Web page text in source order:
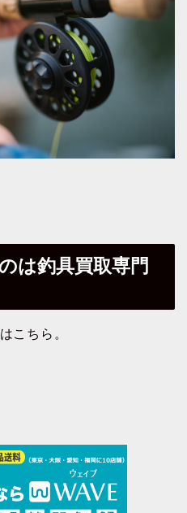
は釣具買取専門
こちら。